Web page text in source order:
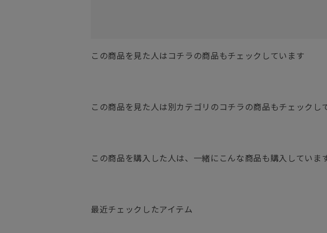
この商品を見た人はコチラの商品もチェックしています
この商品を見た人は別カテゴリのコチラの商品もチェックし
この商品を購入した人は、一緒にこんな商品も購入していま
最近チェックしたアイテム